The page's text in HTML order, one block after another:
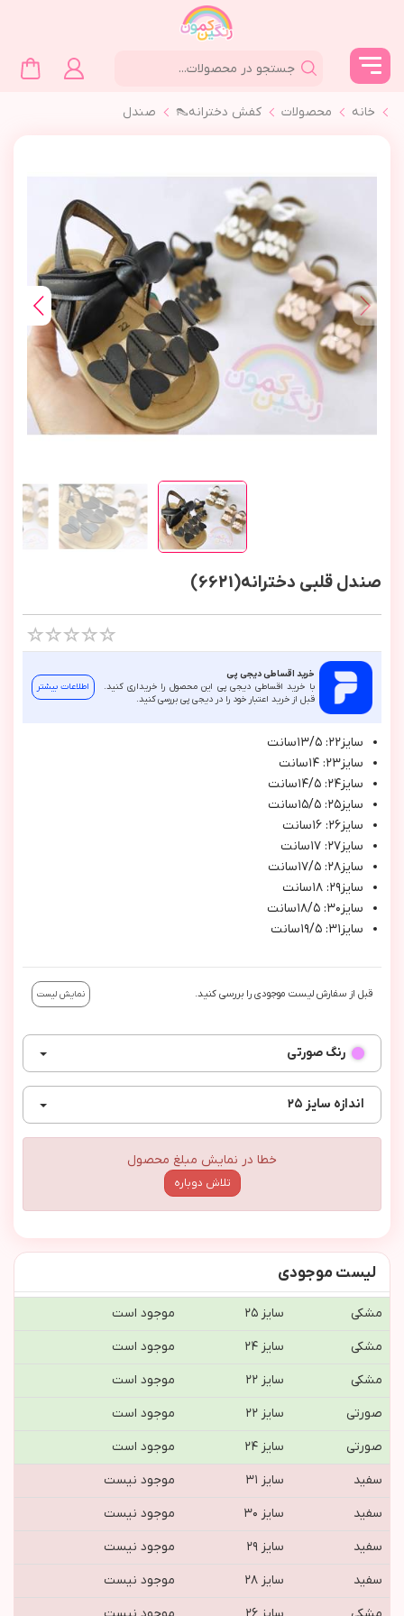
خانه محصولات کفش دخترانه👠 صندل
صندل قلبی دخترانه(6621)
خرید اقساطی دیجی پی
با خرید اقساطی دیجی پی این محصول را خریداری کنید.
قبل از خرید اعتبار خود را در دیجی پی بررسی کنید.
اطلاعات بیشتر
سايز٢٢: ١٣/٥سانت
سايز٢٣: ١٤سانت
سايز٢٤: ١٤/٥سانت
سايز٢٥: ١٥/٥سانت
سايز٢٦: ١٦سانت
سايز٢٧: ١٧سانت
سايز٢٨: ١٧/٥سانت
سايز٢٩: ١٨سانت
سايز٣٠: ١٨/٥سانت
سايز٣١: ١٩/٥سانت
قبل از سفارش لیست موجودی را بررسی کنید. نمایش لیست
رنگ صورتی
اندازه سایز ۲۵
خطا در نمایش مبلغ محصول
تلاش دوباره
لیست موجودی
مشکی سایز ۲۵
موجود است
مشکی
سایز ۲۴
موجود است
مشکی
سایز ۲۲
موجود است
صورتی
سایز ۲۲
موجود است
صورتی
سایز ۲۴
موجود است
سفید
سایز ۳۱
موجود نیست
سفید
سایز ۳۰
موجود نیست
سفید
سایز ۲۹
موجود نیست
سفید
سایز ۲۸
موجود نیست